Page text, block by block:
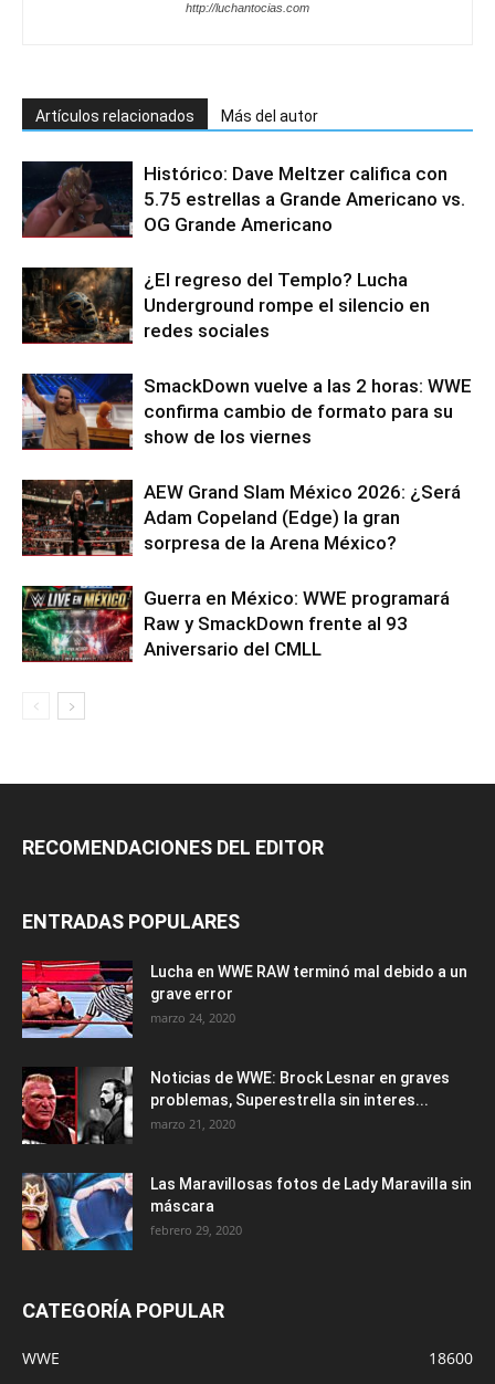
http://luchantocias.com
Artículos relacionados Más del autor
Histórico: Dave Meltzer califica con
5.75 estrellas a Grande Americano vs.
OG Grande Americano
¿El regreso del Templo? Lucha
Underground rompe el silencio en
redes sociales
SmackDown vuelve a las 2 horas: WWE
confirma cambio de formato para su
show de los viernes
AEW Grand Slam México 2026: ¿Será
Adam Copeland (Edge) la gran
sorpresa de la Arena México?
Guerra en México: WWE programará
Raw y SmackDown frente al 93
Aniversario del CMLL
RECOMENDACIONES DEL EDITOR
ENTRADAS POPULARES
Lucha en WWE RAW terminó mal debido a un
grave error
marzo 24, 2020
Noticias de WWE: Brock Lesnar en graves
problemas, Superestrella sin interes...
marzo 21, 2020
Las Maravillosas fotos de Lady Maravilla sin
máscara
febrero 29, 2020
CATEGORÍA POPULAR
WWE
18600